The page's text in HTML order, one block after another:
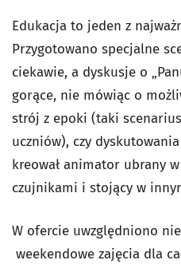
Edukacja to jeden z
Przygotowano specjalne
ciekawie, a dyskusje o
gorące, nie mówiąc o
strój z epoki (taki
uczniów), czy
kreował animator ubrany
czujnikami i stojący w
W ofercie uwzględniono
weekendowe zajęcia dla